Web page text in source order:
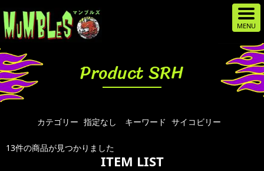
Product SRH
カテゴリー 指定なし キーワード サイコビリー
13件の商品が見つかりました
ITEM LIST